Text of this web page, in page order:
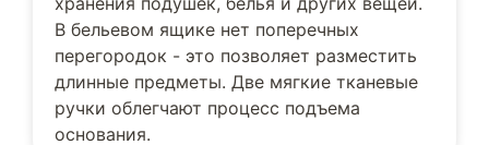
В бельевом ящике нет поперечных
перегородок - это позволяет разместить
длинные предметы. Две мягкие тканевые
ручки облегчают процесс подъема
основания.